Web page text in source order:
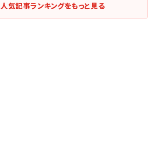
人気記事ランキングをもっと見る